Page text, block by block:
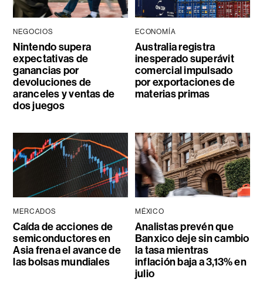
NEGOCIOS
Nintendo supera
expectativas de
ganancias por
devoluciones de
aranceles y ventas de
dos juegos
ECONOMÍA
Australia registra
inesperado superávit
comercial impulsado
por exportaciones de
materias primas
MERCADOS
Caída de acciones de
semiconductores en
Asia frena el avance de
las bolsas mundiales
MÉXICO
Analistas prevén que
Banxico deje sin cambio
la tasa mientras
inflación baja a 3,13% en
julio